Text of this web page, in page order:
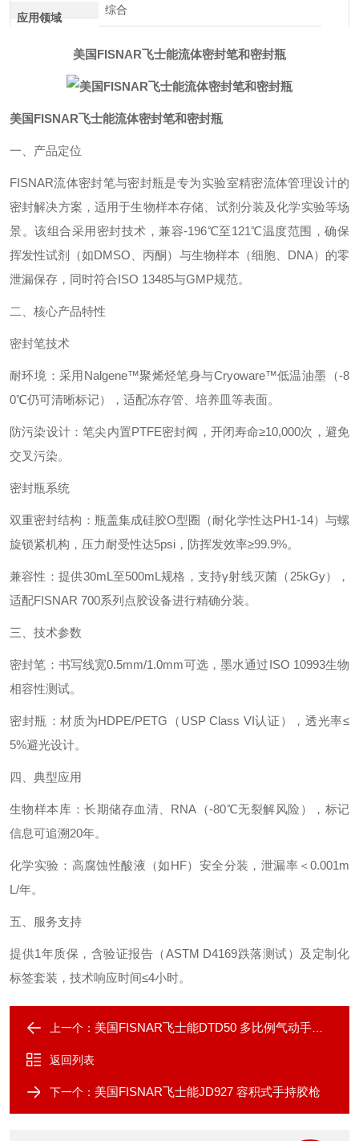
应用领域
综合
美国FISNAR飞士能流体密封笔和密封瓶
美国FISNAR飞士能流体密封笔和密封瓶
一、产品定位‌
FISNAR流体密封笔与密封瓶是专为‌实验室精密流体管理‌设计的
密封解决方案，适用于生物样本存储、试剂分装及化学实验等场
景。该组合采用密封技术，兼容-196℃至121℃温度范围，确保
挥发性试剂（如DMSO、丙酮）与生物样本（细胞、DNA）的零
泄漏保存，同时符合ISO 13485与GMP规范。
二、核心产品特性‌
密封笔技术‌
耐环境‌：采用Nalgene™聚烯烃笔身与Cryoware™低温油墨（-8
0℃仍可清晰标记），适配冻存管、培养皿等表面。
防污染设计‌：笔尖内置PTFE密封阀，开闭寿命≥10,000次，避免
交叉污染。
密封瓶系统‌
双重密封结构‌：瓶盖集成硅胶O型圈（耐化学性达PH1-14）与螺
旋锁紧机构，压力耐受性达5psi，防挥发效率≥99.9%。
兼容性‌：提供30mL至500mL规格，支持γ射线灭菌（25kGy），
适配FISNAR 700系列点胶设备进行精确分装。
三、技术参数‌
密封笔‌：书写线宽0.5mm/1.0mm可选，墨水通过ISO 10993生物
相容性测试。
密封瓶‌：材质为HDPE/PETG（USP Class VI认证），透光率≤
5%避光设计。
四、典型应用‌
生物样本库‌：长期储存血清、RNA（-80℃无裂解风险），标记
信息可追溯20年。
化学实验‌：高腐蚀性酸液（如HF）安全分装，泄漏率＜0.001m
L/年。
五、服务支持‌
提供1年质保，含验证报告（ASTM D4169跌落测试）及定制化
标签套装，技术响应时间≤4小时。
上一个： 美国FISNAR飞士能DTD50 多比例气动手持胶枪
返回列表
下一个： 美国FISNAR飞士能JD927 容积式手持胶枪